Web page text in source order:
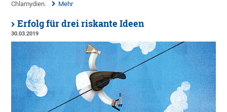
Chlamydien.
Mehr
Erfolg für drei riskante Ideen
30.03.2019